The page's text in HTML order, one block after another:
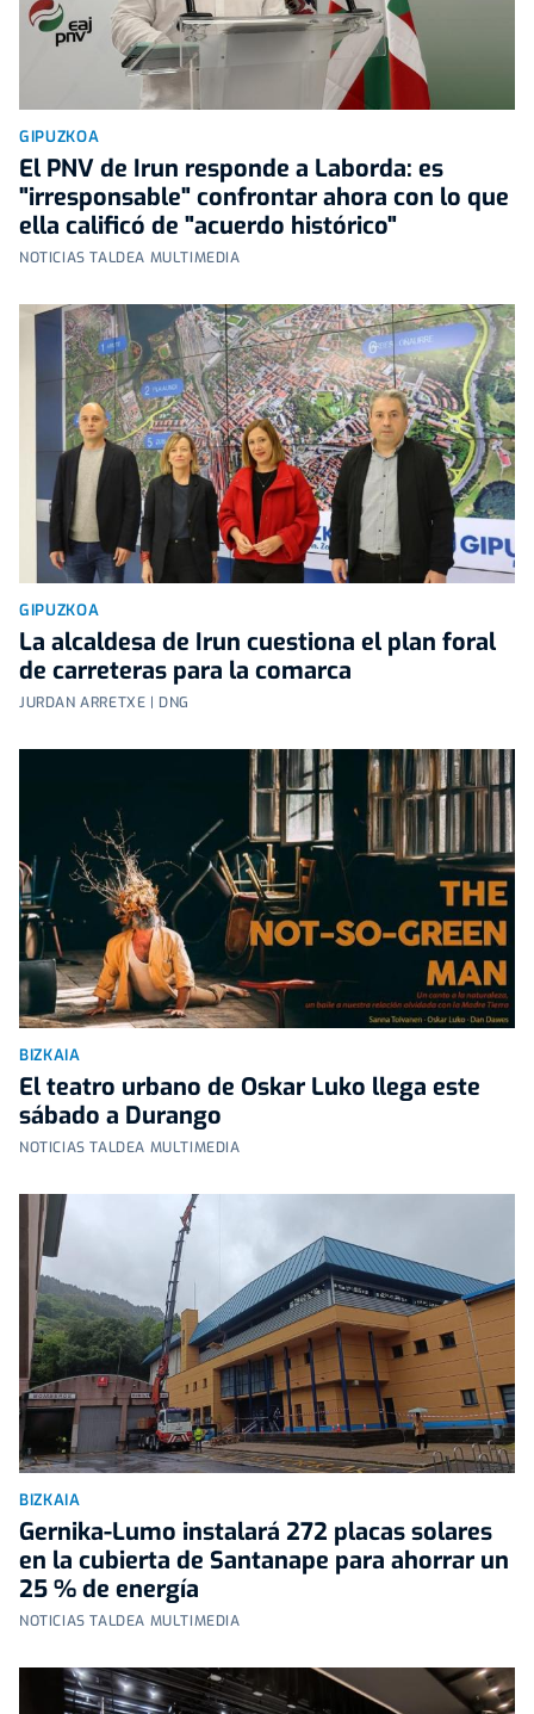
GIPUZKOA
El PNV de Irun responde a Laborda: es
"irresponsable" confrontar ahora con lo que
ella calificó de "acuerdo histórico"
NOTICIAS TALDEA MULTIMEDIA
GIPUZKOA
La alcaldesa de Irun cuestiona el plan foral
de carreteras para la comarca
JURDAN ARRETXE | DNG
BIZKAIA
El teatro urbano de Oskar Luko llega este
sábado a Durango
NOTICIAS TALDEA MULTIMEDIA
BIZKAIA
Gernika-Lumo instalará 272 placas solares
en la cubierta de Santanape para ahorrar un
25 % de energía
NOTICIAS TALDEA MULTIMEDIA